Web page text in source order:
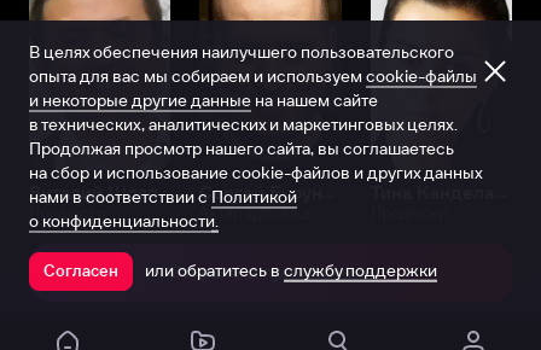
Виталий Шляппо
Продюсер Актёр дубляжа
Открыть в приложении
В целях обеспечения наилучшего пользовательского
опыта для вас мы собираем и используем cookie-файлы
и некоторые другие данные на нашем сайте
в технических, аналитических и маркетинговых целях.
Продолжая просмотр нашего сайта, вы соглашаетесь
на сбор и использование cookie-файлов и других данных
нами в соответствии с Политикой
о конфиденциальности.
Согласен или обратитесь в службу поддержки